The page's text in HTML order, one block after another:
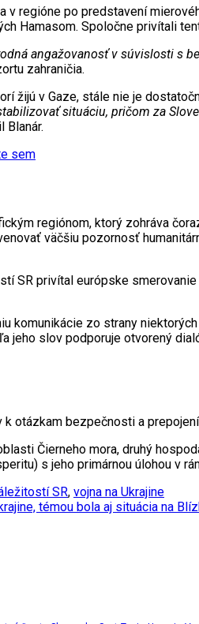
regióne po predstavení
Hamasom. Spoločne privítali
angažovanosť v súvislosti s
zahraničia.
žijú v Gaze, stále nie je
situáciu, pričom za
Blanár.
sem
regiónom, ktorý zohráva
väčšiu pozornosť
privítal európske
komunikácie zo strany
jeho slov podporuje otvorený
bezpečnosti a
Čierneho mora, druhý
s jeho primárnou úlohou v
SR, vojna na Ukrajine
témou bola aj situácia na